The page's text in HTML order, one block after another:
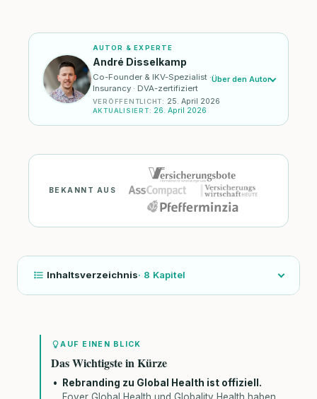
AUTOR & EXPERTE
André Disselkamp
Co-Founder & IKV-Spezialist ·
Insurancy · DVA-zertifiziert
VERÖFFENTLICHT: 25. April 2026
AKTUALISIERT: 26. April 2026
Über den Autor
BEKANNT AUS
Inhaltsverzeichnis· 8 Kapitel
AUF EINEN BLICK
Das Wichtigste in Kürze
Rebranding zu Global Health ist offiziell.